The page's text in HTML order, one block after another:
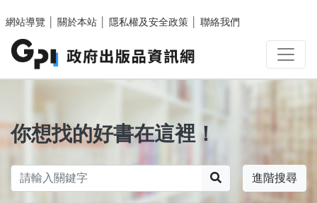
網站導覽
關於本站 隱私權及安全政策 聯絡我們
你想找的好書在這裡！
進階搜尋